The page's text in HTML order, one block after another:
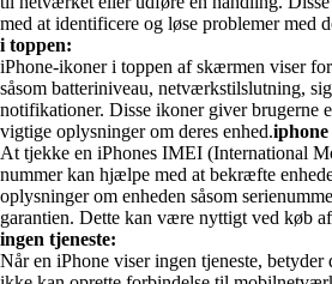
med at identificere og løse problemer med
i toppen:
iPhone-ikoner i toppen af skærmen viser
såsom batteriniveau, netværkstilslutning,
notifikationer. Disse ikoner giver brugerne
vigtige oplysninger om deres enhed.iphone
At tjekke en iPhones IMEI (International
nummer kan hjælpe med at bekræfte
oplysninger om enheden såsom
garantien. Dette kan være nyttigt ved køb
ingen tjeneste:
Når en iPhone viser ingen tjeneste, betyder